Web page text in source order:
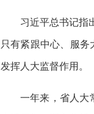
习近平总书记指
只有紧跟中心、服
发挥人大监督作用。
一年来，省人大